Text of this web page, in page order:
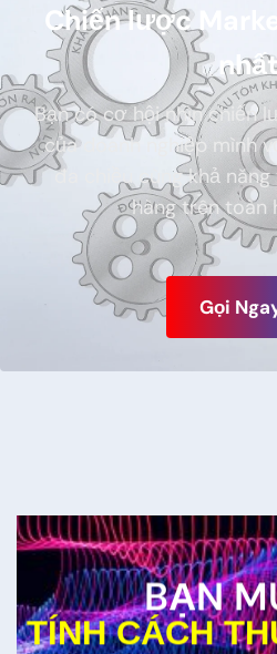
Chiến lược
Bạn có cơ hội nhìn chiến
của doanh nghiệp mình
đa chiều cùng khả
hàng trên toàn
Gọi
BẠN
TÍNH CÁCH